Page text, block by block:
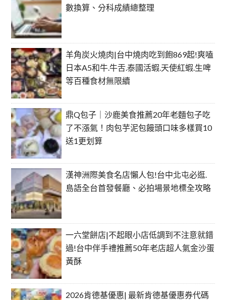
數換算、分科成績總整理
羊角炭火燒肉|台中燒肉吃到飽869起!爽嗑
日本A5和牛.牛舌.泰國活蝦.天使紅蝦.生啤
等百種食材無限續
鼎Q包子｜沙鹿美食推薦20年老麵包子吃
了不漲氣！肉包芋泥包饅頭口味多樣買10
送1更划算
漢神洲際美食名店懶人包!台中北屯必逛.
島語全台首發餐廳、必拍場景地標全攻略
一六堂餅店|不起眼小店低調到不注意就錯
過!台中伴手禮推薦50年老店超人氣金沙蛋
黃酥
2026肯德基優惠| 最新肯德基優惠券代碼